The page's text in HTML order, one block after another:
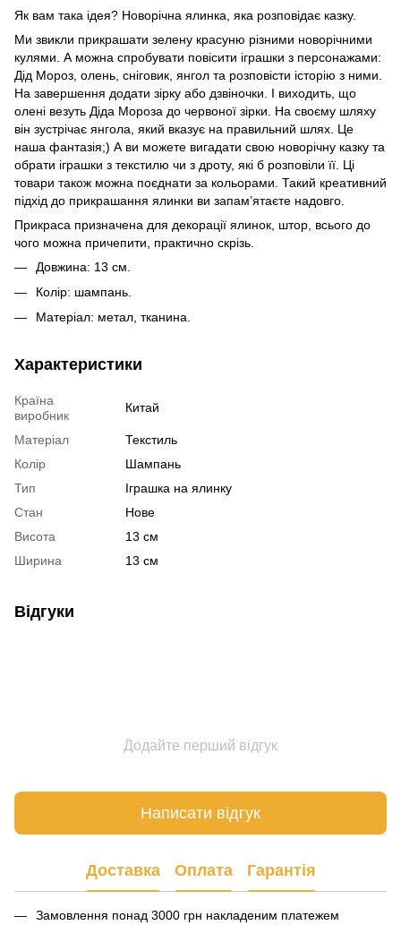
Як вам така ідея? Новорічна ялинка, яка розповідає казку.
Ми звикли прикрашати зелену красуню різними новорічними
кулями. А можна спробувати повісити іграшки з персонажами:
Дід Мороз, олень, сніговик, янгол та розповісти історію з ними.
На завершення додати зірку або дзвіночки. І виходить, що
олені везуть Діда Мороза до червоної зірки. На своєму шляху
він зустрічає янгола, який вказує на правильний шлях. Це
наша фантазія;) А ви можете вигадати свою новорічну казку та
обрати іграшки з текстилю чи з дроту, які б розповіли її. Ці
товари також можна поєднати за кольорами. Такий креативний
підхід до прикрашання ялинки ви запам’ятаєте надовго.
Прикраса призначена для декорації ялинок, штор, всього до
чого можна причепити, практично скрізь.
Довжина: 13 см.
Колір: шампань.
Матеріал: метал, тканина.
Характеристики
Країна
виробник
Китай
Матеріал
Текстиль
Колір
Шампань
Тип
Іграшка на ялинку
Стан
Нове
Висота
13 см
Ширина
13 см
Відгуки
Додайте перший відгук
Написати відгук
Доставка Оплата Гарантія
Замовлення понад 3000 грн накладеним платежем